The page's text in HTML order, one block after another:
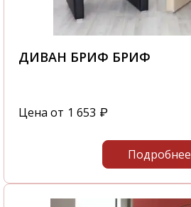
ДИВАН БРИФ БРИФ
Цена от 1 653 ₽
Подробнее